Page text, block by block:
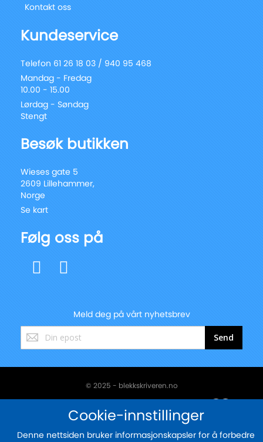
Kontakt oss
Kundeservice
Telefon 61 26 18 03 / 940 95 468
Mandag - Fredag
10.00 - 15.00
Lørdag - Søndag
Stengt
Besøk butikken
Wieses gate 5
2609 Lillehammer,
Norge
Se kart
Følg oss på
Meld deg på vårt nyhetsbrev
Registrer
deg
vårt
Send
© 2025 - blekkskriveren.no
Cookie-innstillinger
Denne nettsiden bruker informasjonskapsler for å forbedre